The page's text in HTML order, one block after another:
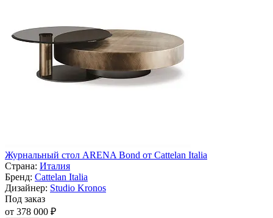
Журнальный стол ARENA Bond от Cattelan Italia
Страна: Италия
Бренд: Cattelan Italia
Дизайнер: Studio Kronos
Под заказ
от 378 000 ₽